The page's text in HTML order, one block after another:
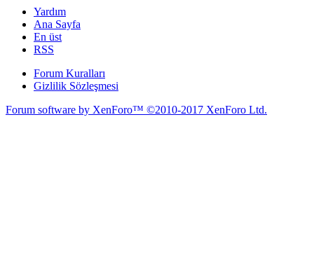
Yardım
Ana Sayfa
En üst
RSS
Forum Kuralları
Gizlilik Sözleşmesi
Forum software by XenForo™ ©2010-2017 XenForo Ltd.